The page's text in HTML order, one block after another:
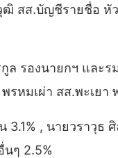
สส.บัญชีรายชื่อ
ล รองนายกฯ และ
หมเผ่า สส.พะเยา
, นายวราวุธ
ๆ 2.5%